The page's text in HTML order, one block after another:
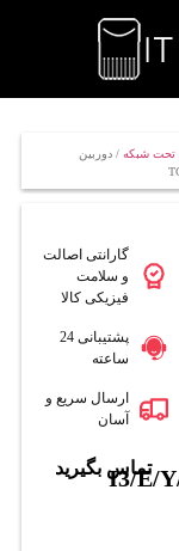
تحت شبکه/ دوربین
I3/E/
گارانتی اصالت
و سلامت
فیزیکی کالا
پشتیبانی 24
ساعته
ارسال سریع و
آسان
تماس بگیرید